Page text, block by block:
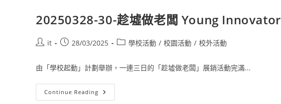
20250328-30-趁墟做老闆 Young
it 28/03/2025 學校活動 / 校園活動 / 校外活動
由「學校起動」計劃舉辦，一連三日的「趁墟做老闆」展銷活動完滿...
Continue Reading